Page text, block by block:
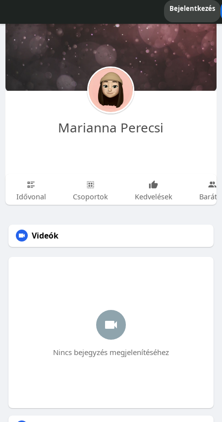
Bejelentkezés
Marianna Perecsi
Idővonal Csoportok Kedvelések
Videók
Nincs bejegyzés megjelenítéséhez